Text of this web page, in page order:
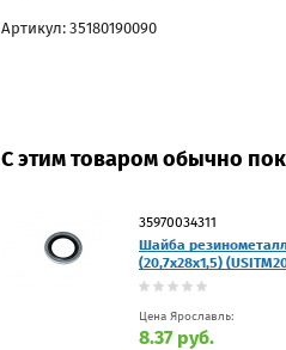
Артикул: 35180190090
С этим товаром обычно
35970034311
Шайба
(20,7х28х1,5)
Цена Ярославль:
8.37 руб.